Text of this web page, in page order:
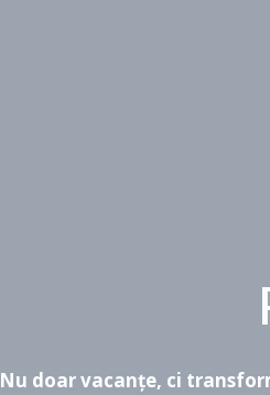
Nu doar vacanțe, ci